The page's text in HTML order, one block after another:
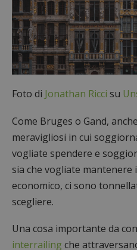
Foto di Jonathan Ricci su
Come Bruges o Gand,
meravigliosi in cui
vogliate spendere e
sia che vogliate
economico, ci sono
scegliere.
Una cosa importante da
interrailing che